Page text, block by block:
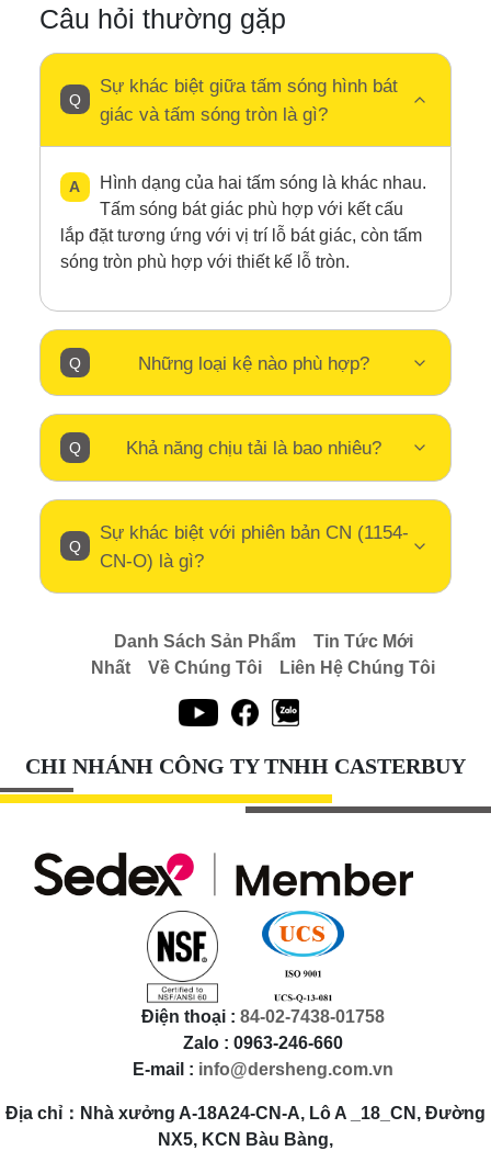
Câu hỏi thường gặp
Sự khác biệt giữa tấm sóng hình bát
giác và tấm sóng tròn là gì?
Hình dạng của hai tấm sóng là khác nhau.
Tấm sóng bát giác phù hợp với kết cấu
lắp đặt tương ứng với vị trí lỗ bát giác, còn tấm
sóng tròn phù hợp với thiết kế lỗ tròn.
Những loại kệ nào phù hợp?
Khả năng chịu tải là bao nhiêu?
Sự khác biệt với phiên bản CN (1154-
CN-O) là gì?
Danh Sách Sản Phẩm
Tin Tức Mới
Nhất
Về Chúng Tôi Liên Hệ Chúng Tôi
CHI NHÁNH CÔNG TY TNHH CASTERBUY
Điện thoại : 84-02-7438-01758
Zalo : 0963-246-660
E-mail : info@dersheng.com.vn
Địa chỉ：Nhà xưởng A-18A24-CN-A, Lô A _18_CN, Đường
NX5, KCN Bàu Bàng,